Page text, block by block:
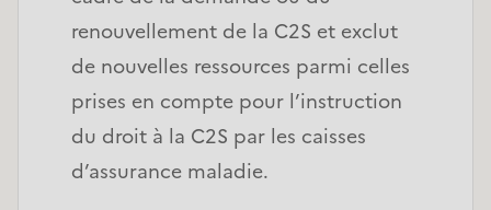
renouvellement de la C2S et exclut
de nouvelles ressources parmi celles
prises en compte pour l’instruction
du droit à la C2S par les caisses
d’assurance maladie.